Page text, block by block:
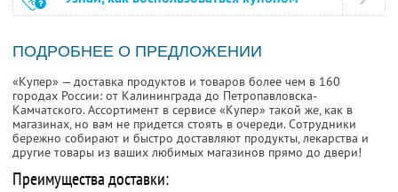
ПОДРОБНЕЕ О ПРЕДЛОЖЕНИИ
«Купер» — доставка продуктов и товаров более чем в 160
городах России: от Калининграда до Петропавловска-
Камчатского. Ассортимент в сервисе «Купер» такой же, как в
магазинах, но вам не придется стоять в очереди. Сотрудники
бережно собирают и быстро доставляют продукты, лекарства и
другие товары из ваших любимых магазинов прямо до двери!
Преимущества доставки: